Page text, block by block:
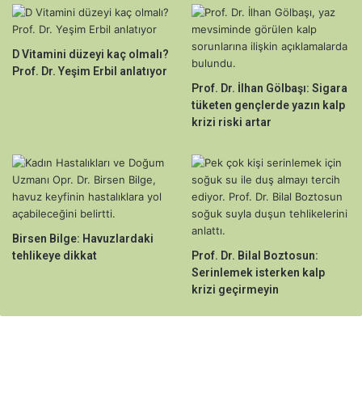
D Vitamini düzeyi kaç olmalı?
Prof. Dr. Yeşim Erbil anlatıyor
Prof. Dr. İlhan Gölbaşı: Sigara
tüketen gençlerde yazın kalp
krizi riski artar
Birsen Bilge: Havuzlardaki
tehlikeye dikkat
Prof. Dr. Bilal Boztosun:
Serinlemek isterken kalp
krizi geçirmeyin